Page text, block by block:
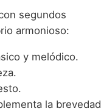
segundos
armonioso:
y melódico.
la brevedad